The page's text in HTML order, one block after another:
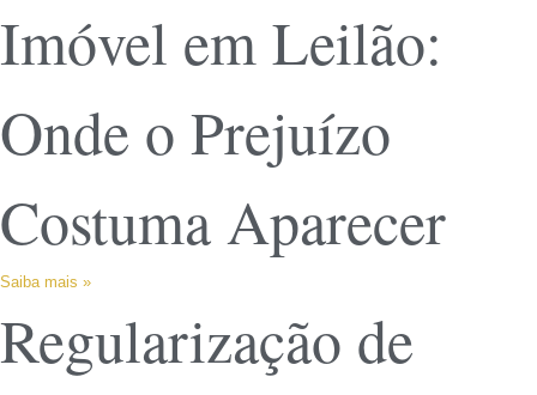
Imóvel em Leilão:
Onde o Prejuízo
Costuma Aparecer
Saiba mais »
Regularização de